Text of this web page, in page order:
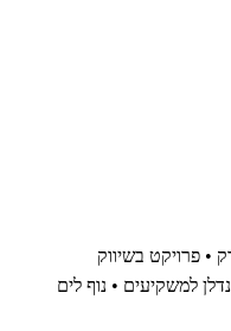
• פרויקט בשיווק
למשקיעים • נוף לים